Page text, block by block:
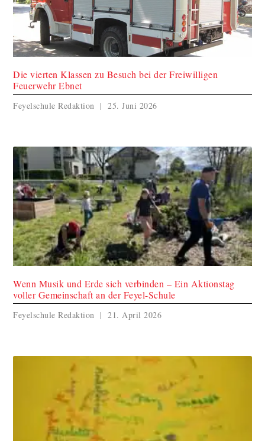
Die vierten Klassen zu Besuch bei der Freiwilligen
Feuerwehr Ebnet
Feyelschule Redaktion 25. Juni 2026
Wenn Musik und Erde sich verbinden – Ein Aktionstag
voller Gemeinschaft an der Feyel-Schule
Feyelschule Redaktion 21. April 2026